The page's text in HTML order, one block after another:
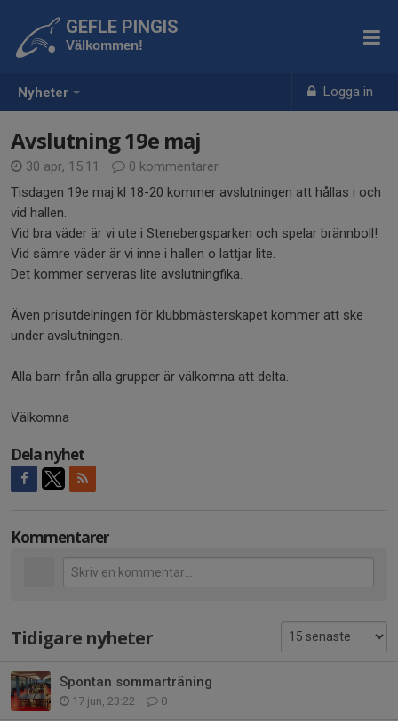
Nyheter Logga in
GEFLE PINGIS
Välkommen!
Avslutning 19e maj
30 apr, 15:11
0 kommentarer
Tisdagen 19e maj kl 18-20 kommer avslutningen att hållas i och
vid hallen.
Vid bra väder är vi ute i Stenebergsparken och spelar brännboll!
Vid sämre väder är vi inne i hallen o lattjar lite.
Det kommer serveras lite avslutningfika.
Även prisutdelningen för klubbmästerskapet kommer att ske
under avslutningen.
Alla barn från alla grupper är välkomna att delta.
Välkomna
Dela nyhet
Kommentarer
Tidigare nyheter
Spontan sommarträning
17 jun, 23:22 0